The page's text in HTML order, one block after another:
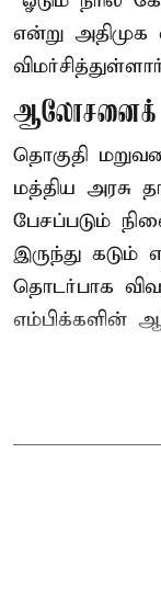
என்று அதிமுக
ஆலோசனைக்
தொகுதி
மத்திய அரசு
பேசப்படும்
இருந்து கடும்
தொடர்பாக
எம்பிக்களின்